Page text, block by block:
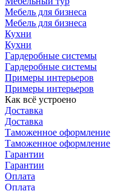
Мебель для бизнеса
Мебель для бизнеса
Кухни
Кухни
Гардеробные системы
Гардеробные системы
Примеры интерьеров
Примеры интерьеров
Как всё устроено
Доставка
Доставка
Таможенное оформление
Таможенное оформление
Гарантии
Гарантии
Оплата
Оплата